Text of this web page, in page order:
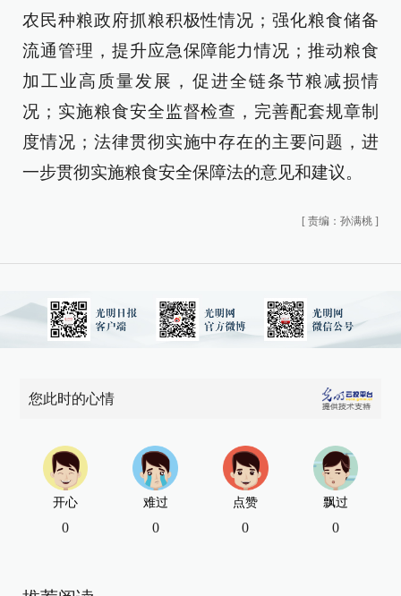
农民种粮政府抓粮积极性情况；强化粮食储备
流通管理，提升应急保障能力情况；推动粮食
加工业高质量发展，促进全链条节粮减损情
况；实施粮食安全监督检查，完善配套规章制
度情况；法律贯彻实施中存在的主要问题，进
一步贯彻实施粮食安全保障法的意见和建议。
[ 责编：孙满桃 ]
您此时的心情
开心
0
难过
0
点赞
0
飘过
0